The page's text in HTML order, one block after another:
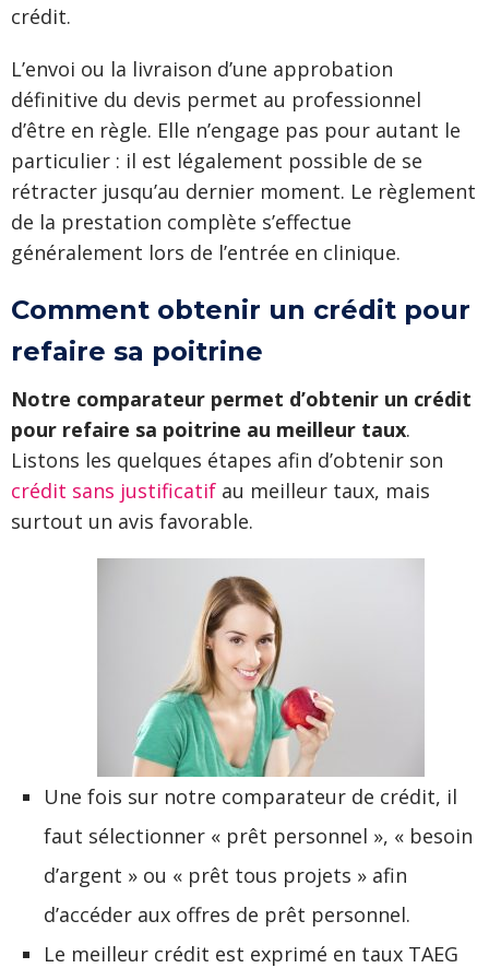
crédit.
L’envoi ou la livraison d’une approbation
définitive du devis permet au professionnel
d’être en règle. Elle n’engage pas pour autant le
particulier : il est légalement possible de se
rétracter jusqu’au dernier moment. Le règlement
de la prestation complète s’effectue
généralement lors de l’entrée en clinique.
Comment obtenir un crédit pour
refaire sa poitrine
Notre comparateur permet d’obtenir un crédit
pour refaire sa poitrine au meilleur taux.
Listons les quelques étapes afin d’obtenir son
crédit sans justificatif au meilleur taux, mais
surtout un avis favorable.
Une fois sur notre comparateur de crédit, il
faut sélectionner « prêt personnel », « besoin
d’argent » ou « prêt tous projets » afin
d’accéder aux offres de prêt personnel.
Le meilleur crédit est exprimé en taux TAEG